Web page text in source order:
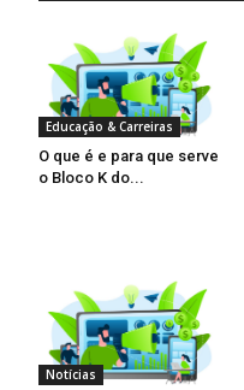
Educação & Carreiras
O que é e para que serve
o Bloco K do...
Notícias